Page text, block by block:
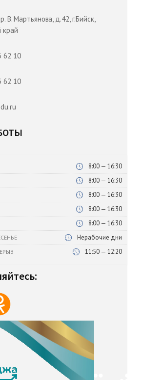
В. Мартьянова, д.42, г.Бийск,
край
62 10
62 10
8:00 — 16:30
8:00 — 16:30
8:00 — 16:30
8:00 — 16:30
8:00 — 16:30
Нерабочие дни
11:50 — 12:20